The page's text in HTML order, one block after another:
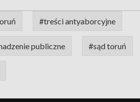
#treści antyaborcyjne
publiczne #sąd toruń